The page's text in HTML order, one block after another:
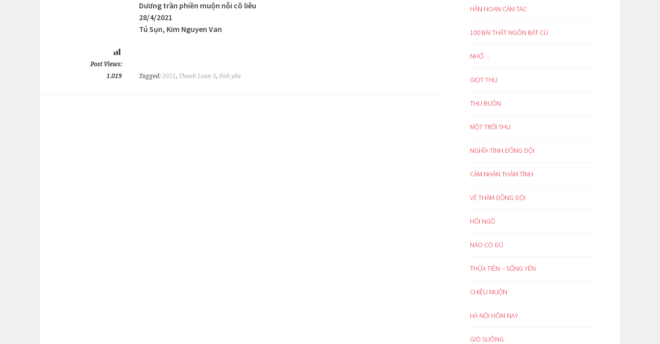
Dương trần phiền muộn nỗi cô liêu
28/4/2021
Tú Sụn, Kim Nguyen Van
Post Views:
1.019
Tagged: 2021, Thanh Loan 3, tình yêu
HÂN HOAN CẢM TÁC
100 BÀI THẤT NGÔN BÁT CÚ
NHỚ…
GIỌT THU
THU BUỒN
MỘT TRỜI THU
NGHĨA TÌNH ĐỒNG ĐỘI
CẢM NHẬN THÂM TÌNH
VỀ THĂM ĐỒNG ĐỘI
HỘI NGỘ
NÀO CÓ ĐỦ
THỪA TIỀN – SỐNG YÊN
CHIỀU MUỘN
HÀ NỘI HÔM NAY
GIÓ SUÔNG